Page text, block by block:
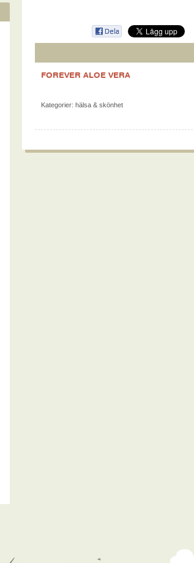
FOREVER ALOE VERA
Kategorier: hälsa & skönhet